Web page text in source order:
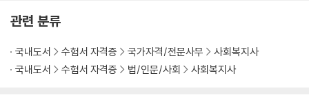
관련 분류
국내도서 수험서 자격증 국가자격/전문사무
사회복지사
국내도서
수험서 자격증 법/인문/사회 사회복지사